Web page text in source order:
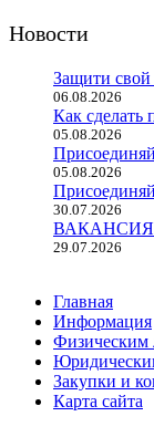
Новости
Защити свой
06.08.2026
Как сделать
05.08.2026
05.08.2026
30.07.2026
29.07.2026
Главная
Информация
Физическим
Закупки и
Карта сайта